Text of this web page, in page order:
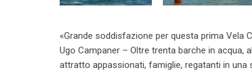
«Grande soddisfazione per questa prima Vela
Ugo Campaner – Oltre trenta barche in acqua,
attratto appassionati, famiglie, regatanti in